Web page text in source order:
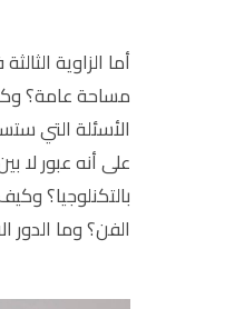
أما الزاوية
مساحة عامة؟
الأسئلة التي
على أنه عبور لا
بالتكنلوجيا؟
الفن؟ وما